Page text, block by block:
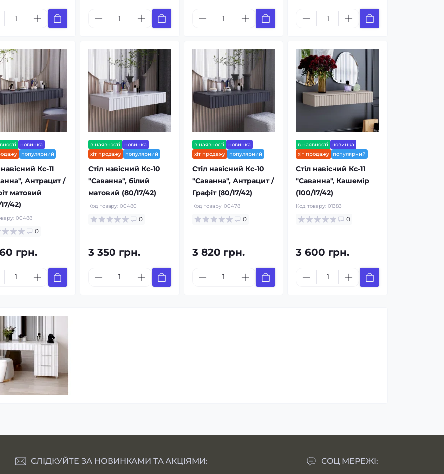
ДІПОРТЕС
по ціні від 9 200 грн.
КОМОДИ САВАННА
Купити по ціні від 6 380 грн.
новинка
популярний
навісний Кс-11
Антрацит /
матовий
42)
00488
0
грн.
в наявності
новинка
хіт продажу
популярний
Стіл навісний Кс-10
"Саванна", білий
матовий (80/17/42)
Код товару: 00480
0
3 350 грн.
в наявності
новинка
хіт продажу
популярний
Стіл навісний Кс-10
"Саванна", Антрацит /
Графіт (80/17/42)
Код товару: 00478
0
3 820 грн.
в наявності
новинка
хіт продажу
популярний
Стіл навісний Кс-11
"Саванна", Кашемір
(100/17/42)
Код товару:01383
0
3 600 грн.
СОЦ МЕРЕЖІ:
СЛІДКУЙТЕ ЗА НОВИНКАМИ ТА АКЦІЯМИ: